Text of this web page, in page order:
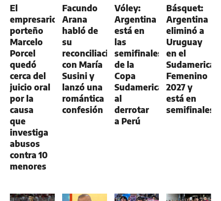
El
empresario
porteño
Marcelo
Porcel
quedó
cerca del
juicio oral
por la
causa
que
investiga
abusos
contra 10
menores
Facundo
Arana
habló de
su
reconciliación
con María
Susini y
lanzó una
romántica
confesión
Vóley:
Argentina
está en
las
semifinales
de la
Copa
Sudamericana
al
derrotar
a Perú
Básquet:
Argentina
eliminó a
Uruguay
en el
Femenino
2027 y
está en
semifinales